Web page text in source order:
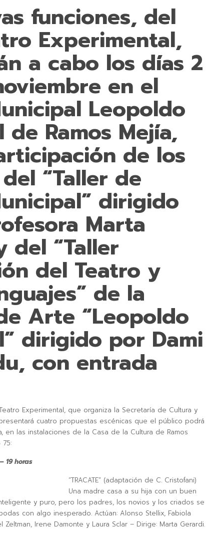
funciones, del
Experimental,
a cabo los días 2
en el
Leopoldo
de Ramos Mejía,
de los
“Taller de
dirigido
Marta
del “Taller
del Teatro y
de la
Arte “Leopoldo
dirigido por Dami
con entrada
Experimental, que organiza la Secretaría de Cultura y
cuatro propuestas escénicas que el público podrá
en las instalaciones de la Casa de la Cultura de Ramos
19 horas
“TRACATE” (adaptación de C. Cristofani)
Una madre casa a su hija con un buen
y puro, pero los padres, los novios y los criados se
con algo inesperado. Actúan: Alonso Stellix, Fabiola
Zeltman, Irene Damonte y Laura Sclar – Dirige: Marta Gerardi.